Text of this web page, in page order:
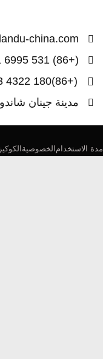
china.com
(+86) 531 6995 9221
(+86)180 4322 4403
مدينة جينان
الخصوصيةالكوكيز